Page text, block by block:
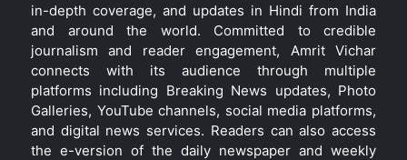
in-depth coverage, and updates in Hindi from India
and around the world. Committed to credible
journalism and reader engagement, Amrit Vichar
connects with its audience through multiple
platforms including Breaking News updates, Photo
Galleries, YouTube channels, social media platforms,
and digital news services. Readers can also access
the e-version of the daily newspaper and weekly